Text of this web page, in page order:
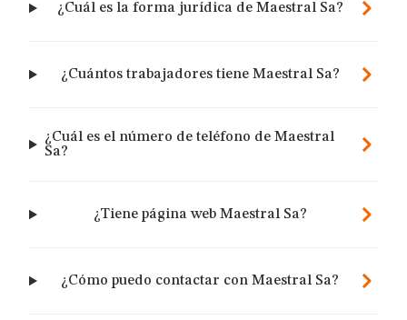
¿Cuál es la forma jurídica de Maestral Sa?
¿Cuántos trabajadores tiene Maestral Sa?
¿Cuál es el número de teléfono de Maestral
Sa?
¿Tiene página web Maestral Sa?
¿Cómo puedo contactar con Maestral Sa?